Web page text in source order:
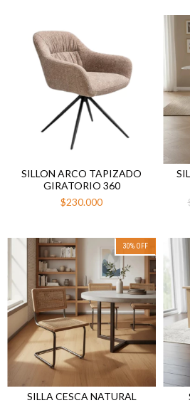
SILLON ARCO TAPIZADO
GIRATORIO 360
$230.000
30% OFF
SILLA CESCA NATURAL